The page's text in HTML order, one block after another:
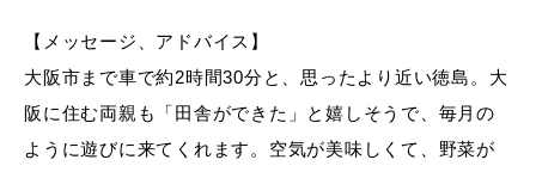
【メッセージ、アドバイス】
大阪市まで車で約2時間30分と、思ったより近い徳島。大
阪に住む両親も「田舎ができた」と嬉しそうで、毎月の
ように遊びに来てくれます。空気が美味しくて、野菜が